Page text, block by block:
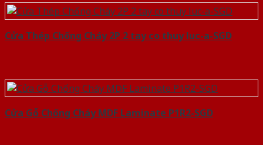
Cửa Thép Chống Cháy 2P 2 tay co thuy luc-a-SGD
Cửa Gỗ Chống Cháy MDF Laminate P1R2-SGD